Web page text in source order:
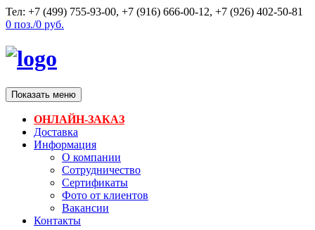
Тел: +7 (499) 755-93-00, +7 (916) 666-00-12, +7 (926) 402-50-81
0 поз./0 руб.
Показать меню
ОНЛАЙН-ЗАКАЗ
Доставка
Информация
О компании
Сотрудничество
Сертификаты
Фото от клиентов
Вакансии
Контакты